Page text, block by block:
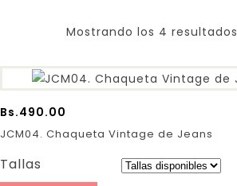
Mostrando los 4 resultados
Bs.490.00
JCM04. Chaqueta Vintage de Jeans
Tallas